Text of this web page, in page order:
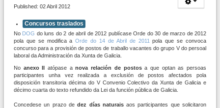
Published: 02 Abril 2012
Concursos traslados
No DOG do luns do 2 de abril de 2012 publícase Orde do 30 de marzo de 2012
pola que se modifica aOrde do 14 de Abril de 2011pola que se convoca
concurso para a provisión de postos de traballo vacantes do grupo V do persoal
laboral da Administración da Xunta de Galicia.
No anexo II atópase anova relación de postosa que optan as persoas
participantes unha vez realizada a exclusión de postos afectados pola
disposición transitoria décima do V Convenio Colectivo da Xunta de Galicia e
décimo cuarta do texto refundido da Lei da función pública de Galicia.
Concedese un prazo dedez días naturaisaos participantes que solicitaron